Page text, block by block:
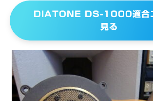
DIATONE DS-1000適合
見る